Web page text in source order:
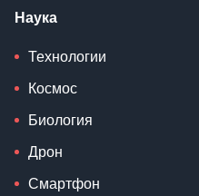
Наука
Технологии
Космос
Биология
Дрон
Смартфон